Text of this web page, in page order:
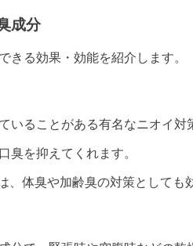
成分
きる効果・効能を紹介します。
ることがある有名なニオイ対
臭を抑えてくれます。
、体臭や加齢臭の対策としても